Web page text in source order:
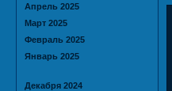
Апрель 2025
Март 2025
Февраль 2025
Январь 2025
Декабря 2024